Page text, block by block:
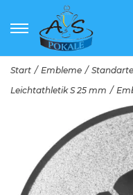
Start / Embleme /
Leichtathletik S 25 mm /